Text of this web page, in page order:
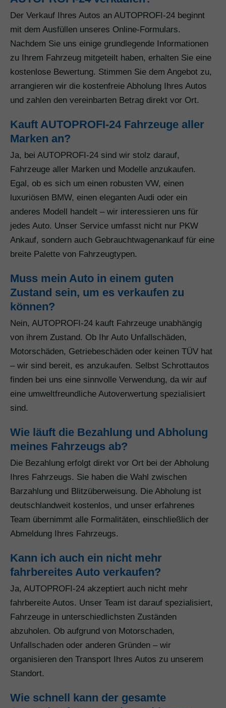
Der Verkauf Ihres Autos an AUTOPROFI-24 beginnt
mit dem Ausfüllen unseres Online-Formulars.
Nachdem Sie uns einige grundlegende Informationen
zu Ihrem Fahrzeug mitgeteilt haben, erhalten Sie eine
kostenlose Bewertung. Stimmen Sie dem Angebot zu,
arrangieren wir die kostenfreie Abholung Ihres Autos
und zahlen den vereinbarten Betrag direkt vor Ort.
Kauft AUTOPROFI-24 Fahrzeuge aller
Marken an?
Ja, bei AUTOPROFI-24 sind wir stolz darauf,
Fahrzeuge aller Marken und Modelle anzukaufen.
Egal, ob es sich um einen robusten VW, einen
luxuriösen BMW, einen eleganten Audi oder ein
anderes Modell handelt – wir interessieren uns für
jedes Auto. Unser Service umfasst nicht nur PKW
Ankauf, sondern auch Gebrauchtwagenankauf für eine
breite Palette von Fahrzeugtypen.
Muss mein Auto in einem guten
Zustand sein, um es verkaufen zu
können?
Nein, AUTOPROFI-24 kauft Fahrzeuge unabhängig
von ihrem Zustand. Ob Ihr Auto Unfallschäden,
Motorschäden, Getriebeschäden oder keinen TÜV hat
– wir sind bereit, es anzukaufen. Selbst Schrottautos
finden bei uns eine sinnvolle Verwendung, da wir auf
eine umweltfreundliche Autoverwertung spezialisiert
sind.
Wie läuft die Bezahlung und Abholung
meines Fahrzeugs ab?
Die Bezahlung erfolgt direkt vor Ort bei der Abholung
Ihres Fahrzeugs. Sie haben die Wahl zwischen
Barzahlung und Blitzüberweisung. Die Abholung ist
deutschlandweit kostenlos, und unser erfahrenes
Team übernimmt alle Formalitäten, einschließlich der
Abmeldung Ihres Fahrzeugs.
Kann ich auch ein nicht mehr
fahrbereites Auto verkaufen?
Ja, AUTOPROFI-24 akzeptiert auch nicht mehr
fahrbereite Autos. Unser Team ist darauf spezialisiert,
Fahrzeuge in unterschiedlichsten Zuständen
abzuholen. Ob aufgrund von Motorschaden,
Unfallschaden oder anderen Gründen – wir
organisieren den Transport Ihres Autos zu unserem
Standort.
Wie schnell kann der gesamte